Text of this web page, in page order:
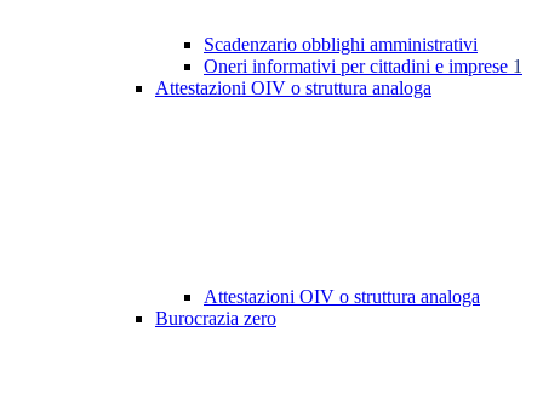
Scadenzario obblighi amministrativi
Oneri informativi per cittadini e imprese 1
Attestazioni OIV o struttura analoga
Attestazioni OIV o struttura analoga
Burocrazia zero